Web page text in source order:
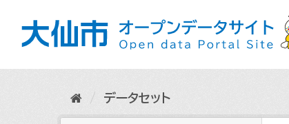
データセット